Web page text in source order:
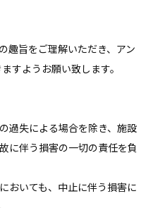
趣旨をご理解いただき、アン
すようお願い致します。
過失による場合を除き、施設
に伴う損害の一切の責任を負
おいても、中止に伴う損害に